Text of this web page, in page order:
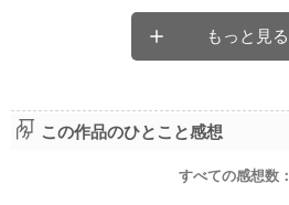
もっと見る
この作品のひとこと感想
すべての感想数：